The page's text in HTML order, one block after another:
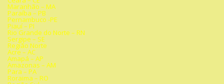
Maranhão – MA
Paraíba – PB
Pernambuco -PE
Piauí – PI
Rio Grande do Norte – RN
Sergipe – SE
Região Norte
Acre – AC
Amapá – AP
Amazonas – AM
Para – PA
Roraima – RO